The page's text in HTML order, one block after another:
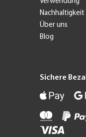
Über uns
Blog